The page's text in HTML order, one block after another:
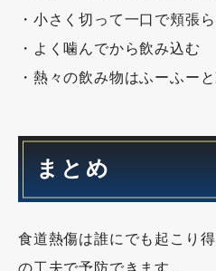
・小さく切って一口で頬張
・よく噛んでから飲み込む
・熱々の飲み物はふーふー
まとめ
食道熱傷は誰にでも起こり